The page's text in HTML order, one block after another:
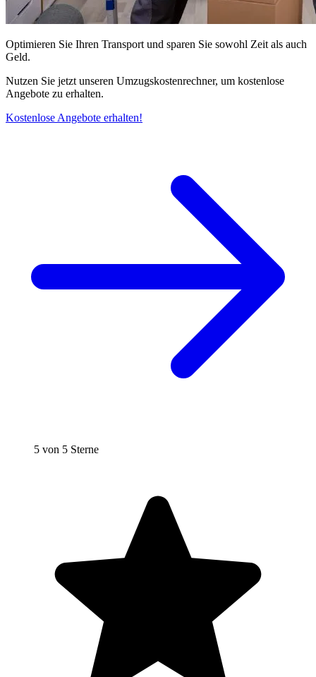
Optimieren Sie Ihren Transport und sparen Sie sowohl Zeit als auch
Geld.
Nutzen Sie jetzt unseren Umzugskostenrechner, um kostenlose
Angebote zu erhalten.
Kostenlose Angebote erhalten!
5 von 5 Sterne